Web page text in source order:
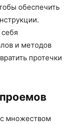
обеспечить
и методов
протечки
множеством